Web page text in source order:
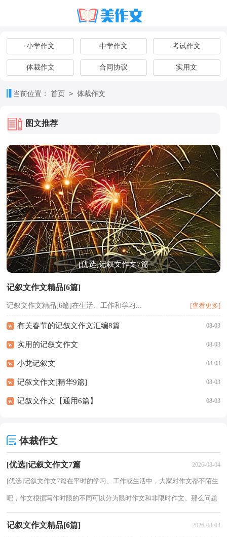
小学作文 中学作文 考试作文
体裁作文 合同协议 实用文
当前位置： 首页 > 体裁作文
图文推荐
[优选]记叙文作文7篇
记叙文作文精品[6篇]
记叙文作文精品[6篇]在生活、工作和学习... [查看更多]
w 有关春节的记叙文作文汇编8篇 08-03
w 实用的记叙文作文 08-03
w 小龙记叙文 08-03
w 记叙文作文[精华9篇] 08-03
w 记叙文作文【通用6篇】 08-03
体裁作文
[优选]记叙文作文7篇 2026-08-04
[优选]记叙文作文7篇在平时的学习、工作或生活中，大家对作文都不陌生
吧，作文根据写作时限的不同可以分为限时作文和非限时作文。那么问题
记叙文作文精品[6篇] 2026-08-04